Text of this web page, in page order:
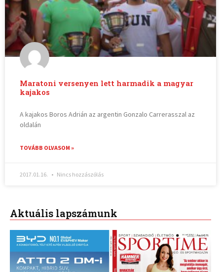
Maratoni versenyen lett harmadik a magyar
kajakos
A kajakos Boros Adrián az argentin Gonzalo Carrerasszal az
oldalán
TOVÁBB OLVASOM »
2017.01.16. Nincs hozzászólás
Aktuális lapszámunk